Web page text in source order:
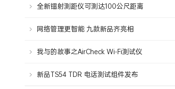
全新镭射测距仪可测达100公尺距离
网络管理更智能 九款新品齐亮相
我与的故事之AirCheck Wi-Fi测试仪
新品TS54 TDR 电话测试组件发布